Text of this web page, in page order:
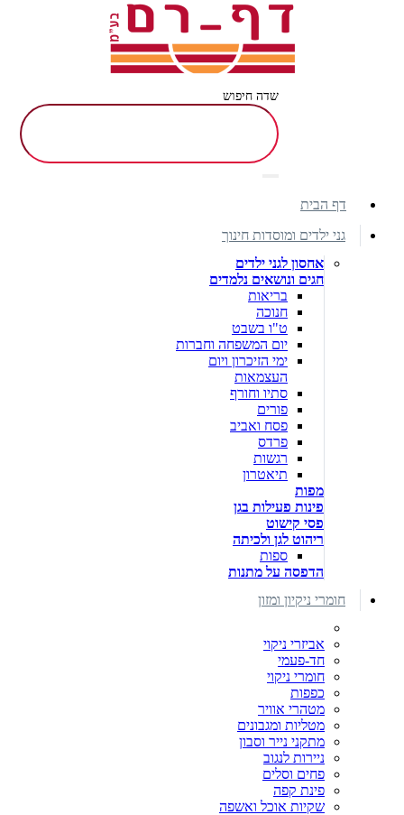
שדה חיפוש
דף הבית
גני ילדים ומוסדות חינוך
אחסון לגני ילדים
חגים ונושאים נלמדים
בריאות
חנוכה
ט"ו בשבט
יום המשפחה וחברות
ימי הזיכרון ויום
העצמאות
סתיו וחורף
פורים
פסח ואביב
פרדס
רגשות
תיאטרון
מפות
פינות פעילות בגן
פסי קישוט
ריהוט לגן ולכיתה
ספות
הדפסה על מתנות
חומרי ניקיון ומזון
אביזרי ניקוי
חד-פעמי
חומרי ניקוי
כפפות
מטהרי אוויר
מטליות ומגבונים
מתקני נייר וסבון
ניירות לנגוב
פחים וסלים
פינת קפה
שקיות אוכל ואשפה